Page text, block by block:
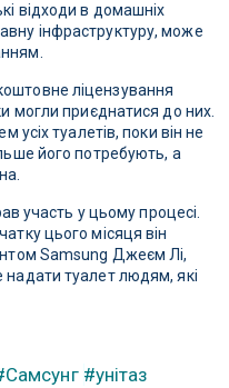
відходи в домашніх
інфраструктуру, може
ліцензування
могли приєднатися до них.
усіх туалетів, поки він не
його потребують, а
участь у цьому процесі.
цього місяця він
Samsung Джеєм Лі,
туалет людям, які
#унітаз